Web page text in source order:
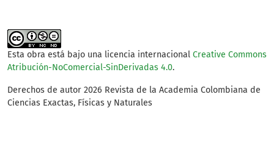
Esta obra está bajo una licencia internacional Creative Commons
Atribución-NoComercial-SinDerivadas 4.0.
Derechos de autor 2026 Revista de la Academia Colombiana de
Ciencias Exactas, Físicas y Naturales